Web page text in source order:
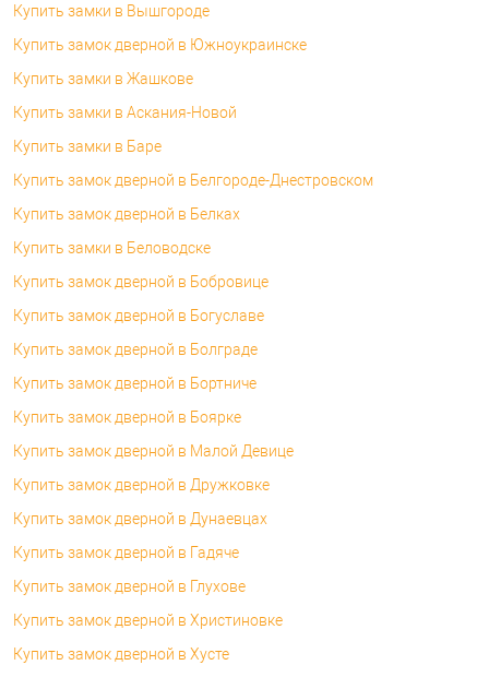
Купить замки в Вышгороде
Купить замок дверной в Южноукраинске
Купить замки в Жашкове
Купить замки в Аскания-Новой
Купить замки в Баре
Купить замок дверной в Белгороде-Днестровском
Купить замок дверной в Белках
Купить замки в Беловодске
Купить замок дверной в Бобровице
Купить замок дверной в Богуславе
Купить замок дверной в Болграде
Купить замок дверной в Бортниче
Купить замок дверной в Боярке
Купить замок дверной в Малой Девице
Купить замок дверной в Дружковке
Купить замок дверной в Дунаевцах
Купить замок дверной в Гадяче
Купить замок дверной в Глухове
Купить замок дверной в Христиновке
Купить замок дверной в Хусте